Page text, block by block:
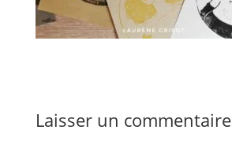
Laisser un commentaire